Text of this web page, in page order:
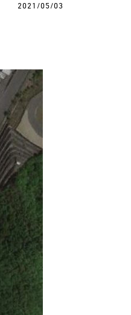
2021/05/03